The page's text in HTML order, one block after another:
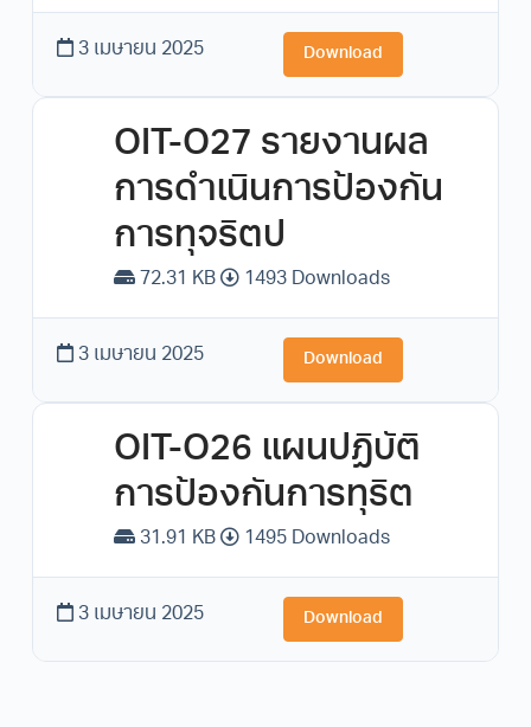
3 เมษายน 2025 Download
OIT-O27 รายงานผล
การดำเนินการป้องกัน
การทุจริตป
72.31 KB 1493 Downloads
3 เมษายน 2025 Download
OIT-O26 แผนปฏิบัติ
การป้องกันการทุริต
31.91 KB 1495 Downloads
3 เมษายน 2025 Download